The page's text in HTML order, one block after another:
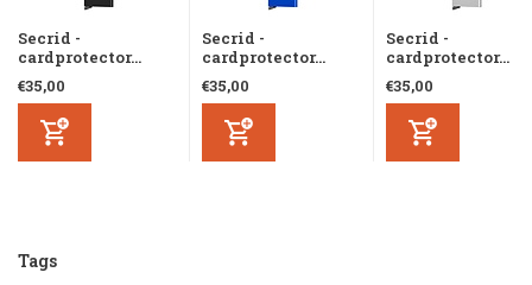
Secrid -
cardprotector...
€35,00
Secrid -
cardprotector...
€35,00
Secrid -
cardprotector...
€35,00
Tags